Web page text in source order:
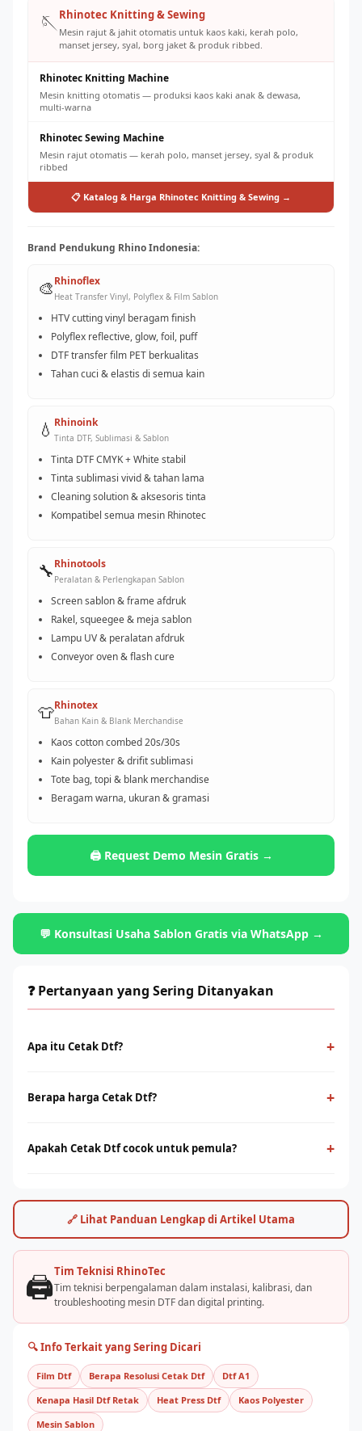
🪡Rhinotec Knitting & Sewing
Mesin rajut & jahit otomatis untuk kaos kaki, kerah polo,
manset jersey, syal, borg jaket & produk ribbed.
Rhinotec Knitting Machine
Mesin knitting otomatis — produksi kaos kaki anak & dewasa,
multi-warna
Rhinotec Sewing Machine
Mesin rajut otomatis — kerah polo, manset jersey, syal & produk
ribbed
📋 Katalog & Harga Rhinotec Knitting & Sewing →
Brand Pendukung Rhino Indonesia:
🎨Rhinoflex
Heat Transfer Vinyl, Polyflex & Film Sablon
HTV cutting vinyl beragam finish
Polyflex reflective, glow, foil, puff
DTF transfer film PET berkualitas
Tahan cuci & elastis di semua kain
💧 Rhinoink
Tinta DTF, Sublimasi & Sablon
Tinta DTF CMYK + White stabil
Tinta sublimasi vivid & tahan lama
Cleaning solution & aksesoris tinta
Kompatibel semua mesin Rhinotec
🔧Rhinotools
Peralatan & Perlengkapan Sablon
Screen sablon & frame afdruk
Rakel, squeegee & meja sablon
Lampu UV & peralatan afdruk
Conveyor oven & flash cure
👕Rhinotex
Bahan Kain & Blank Merchandise
Kaos cotton combed 20s/30s
Kain polyester & drifit sublimasi
Tote bag, topi & blank merchandise
Beragam warna, ukuran & gramasi
🖨️ Request Demo Mesin Gratis →
💬 Konsultasi Usaha Sablon Gratis via WhatsApp →
❓ Pertanyaan yang Sering Ditanyakan
Apa itu Cetak Dtf? +
film PET sebagai media transfer ke berbagai jenis kain,
Berapa harga Cetak Dtf? +
kapasitas produksi. Hubungi tim RhinoCare untuk
Apakah Cetak Dtf cocok untuk pemula? +
tepat. Rhino Indonesia menyediakan training dan
pendampingan after-sales agar bisnis sablon Anda cepat
🔗 Lihat Panduan Lengkap di Artikel Utama
🖨️Tim Teknisi RhinoTec
Tim teknisi berpengalaman dalam instalasi, kalibrasi, dan
troubleshooting mesin DTF dan digital printing.
🔍 Info Terkait yang Sering Dicari
Film Dtf Berapa Resolusi Cetak Dtf
Dtf A1
Kenapa Hasil Dtf Retak
Heat Press Dtf
Kaos Polyester
Mesin Sablon